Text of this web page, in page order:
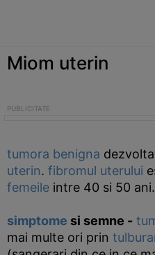
Miom uterin
tumora benigna
uterin. fibromul uterului
femeile intre 40 si 50 ani.
simptome si semne -
mai multe ori prin